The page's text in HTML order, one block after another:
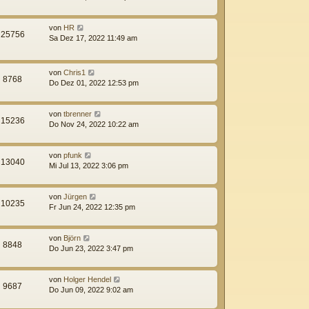
25756
von HR
Sa Dez 17, 2022 11:49 am
8768
von Chris1
Do Dez 01, 2022 12:53 pm
15236
von tbrenner
Do Nov 24, 2022 10:22 am
13040
von pfunk
Mi Jul 13, 2022 3:06 pm
10235
von Jürgen
Fr Jun 24, 2022 12:35 pm
8848
von Björn
Do Jun 23, 2022 3:47 pm
9687
von Holger Hendel
Do Jun 09, 2022 9:02 am